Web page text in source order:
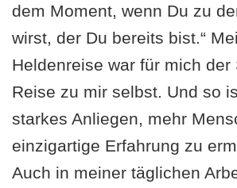
dem Moment, wenn Du zu
wirst, der Du bereits bist.“
Heldenreise war für mich der
Reise zu mir selbst. Und so
starkes Anliegen, mehr
einzigartige Erfahrung zu
Auch in meiner täglichen